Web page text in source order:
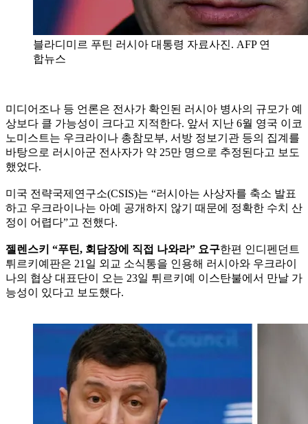
블라디미르 푸틴 러시아 대통령 자료사진. AFP 연
합뉴스
미디어조나 등 언론은 전사가 확인된 러시아 병사의 규모가 예
상보다 클 가능성이 크다고 지적한다. 앞서 지난 6월 영국 이코
노미스트는 우크라이나 총참모부, 서방 정보기관 등의 집계를
바탕으로 러시아군 전사자가 약 25만 명으로 추정된다고 보도
했었다.
미국 전략국제연구소(CSIS)는 “러시아는 사상자를 축소 발표
하고 우크라이나는 아예 공개하지 않기 때문에 정확한 수치 산
정이 어렵다”고 전했다.
젤렌스키 “푸틴, 회담장에 직접 나와라” 요구한편 인디펜던트
튀르키예판은 21일 외교 소식통을 인용해 러시아와 우크라이
나의 협상 대표단이 오는 23일 튀르키예 이스탄불에서 만날 가
능성이 있다고 보도했다.